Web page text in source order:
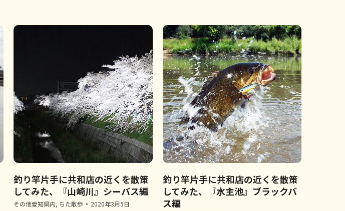
釣り竿片手に共和店の近くを散策
してみた、『山崎川』シーバス編
その他愛知県内, ちた散歩 2020年3月5日
釣り竿片手に共和店の近くを散策
してみた、『水主池』ブラックバ
ス編